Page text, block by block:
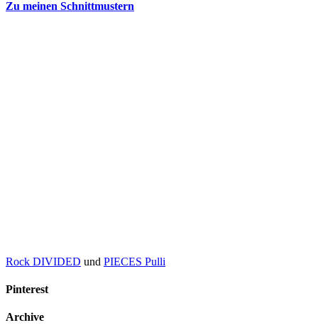
Zu meinen Schnittmustern
Rock DIVIDED und PIECES Pulli
Pinterest
Archive